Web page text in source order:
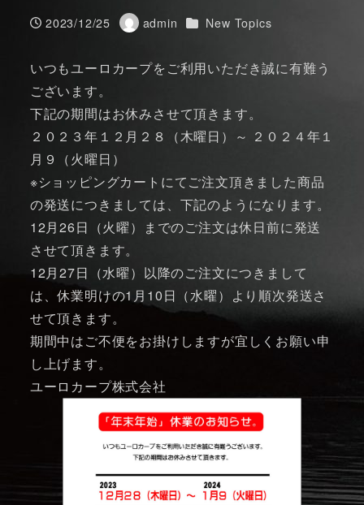
投稿日
2023/12/25
著
admin カテゴリー
New Topics
いつもユーロカープをご利用いただき誠に有難う
ございます。
下記の期間はお休みさせて頂きます。
２０２３年１２月２８（木曜日）～ ２０２４年１
月９（火曜日）
※ショッピングカートにてご注文頂きました商品
の発送につきましては、下記のようになります。
12月26日（火曜）までのご注文は休日前に発送
させて頂きます。
12月27日（水曜）以降のご注文につきまして
は、休業明けの1月10日（水曜）より順次発送さ
せて頂きます。
期間中はご不便をお掛けしますが宜しくお願い申
し上げます。
ユーロカープ株式会社